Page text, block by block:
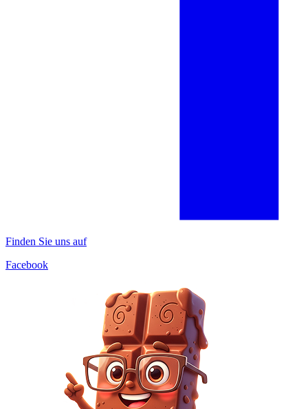
Finden Sie uns auf
Facebook